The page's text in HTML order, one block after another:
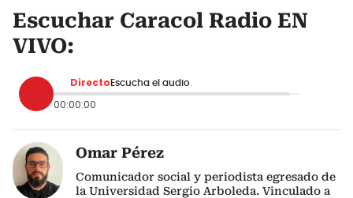
Escuchar Caracol Radio EN
VIVO:
Directo Escucha el audio
00:00:00
Omar Pérez
Comunicador social y periodista egresado de
la Universidad Sergio Arboleda. Vinculado a